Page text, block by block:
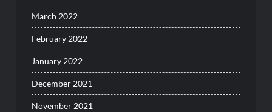
March 2022
February 2022
January 2022
December 2021
November 2021